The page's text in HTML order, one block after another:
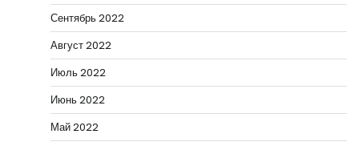
Сентябрь 2022
Август 2022
Июль 2022
Июнь 2022
Май 2022